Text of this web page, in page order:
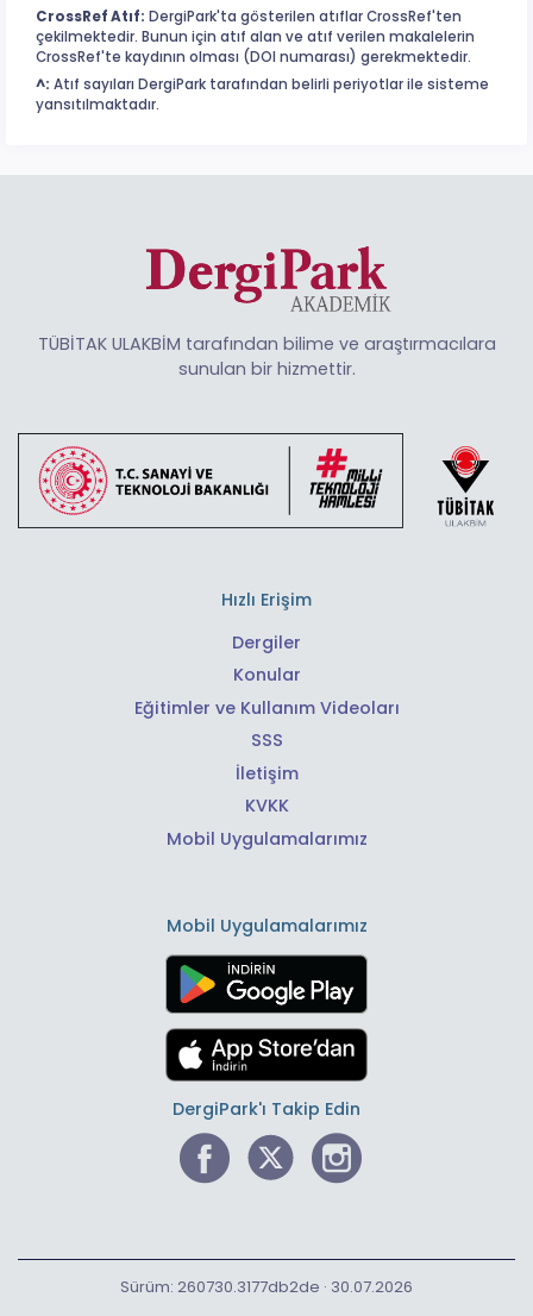
CrossRef Atıf: DergiPark'ta gösterilen atıflar CrossRef'ten
çekilmektedir. Bunun için atıf alan ve atıf verilen makalelerin
CrossRef'te kaydının olması (DOI numarası) gerekmektedir.
^: Atıf sayıları DergiPark tarafından belirli periyotlar ile sisteme
yansıtılmaktadır.
TÜBİTAK ULAKBİM tarafından bilime ve araştırmacılara
sunulan bir hizmettir.
Hızlı Erişim
Dergiler
Konular
Eğitimler ve Kullanım Videoları
SSS
İletişim
KVKK
Mobil Uygulamalarımız
Mobil Uygulamalarımız
DergiPark'ı Takip Edin
Sürüm: 260730.3177db2de · 30.07.2026